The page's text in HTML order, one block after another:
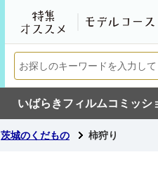
いばらきフィルムコミッシ
茨城のくだもの 柿狩り